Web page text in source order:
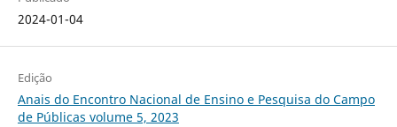
2024-01-04
Edição
Anais do Encontro Nacional de Ensino e Pesquisa do Campo
de Públicas volume 5, 2023